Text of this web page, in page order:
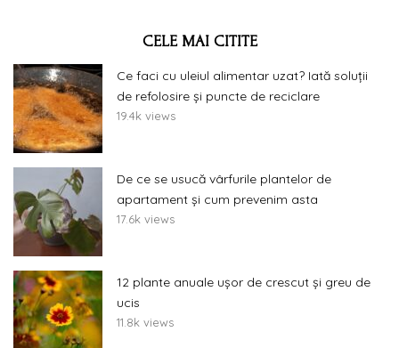
CELE MAI CITITE
Ce faci cu uleiul alimentar uzat? Iată soluții
de refolosire și puncte de reciclare
19.4k views
De ce se usucă vârfurile plantelor de
apartament și cum prevenim asta
17.6k views
12 plante anuale ușor de crescut și greu de
ucis
11.8k views